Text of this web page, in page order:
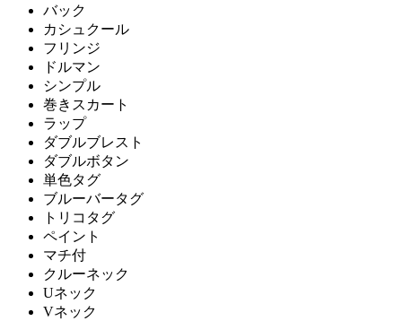
バック
カシュクール
フリンジ
ドルマン
シンプル
巻きスカート
ラップ
ダブルブレスト
ダブルボタン
単色タグ
ブルーバータグ
トリコタグ
ペイント
マチ付
クルーネック
Uネック
Vネック